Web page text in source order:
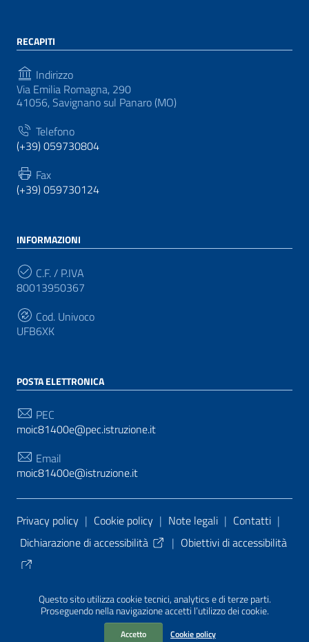
Questo sito utilizza cookie tecnici, analytics e di terze parti.
Proseguendo nella navigazione accetti l’utilizzo dei cookie.
Accetto Cookie policy
RECAPITI
Indirizzo
Via Emilia Romagna, 290
41056, Savignano sul Panaro (MO)
Telefono
(+39) 059730804
Fax
(+39) 059730124
INFORMAZIONI
C.F. / P.IVA
80013950367
Cod. Univoco
UFB6XK
POSTA ELETTRONICA
PEC
moic81400e@pec.istruzione.it
Email
moic81400e@istruzione.it
Sezione Link Utili
Privacy policy | Cookie policy | Note legali | Contatti |
Dichiarazione di accessibilità
| Obiettivi di accessibilità
PA di AgID
| Realizzato con WordPress
da